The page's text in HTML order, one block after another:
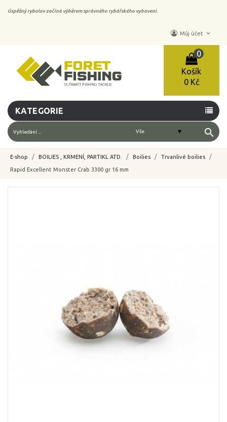
Úspěšný rybolov začíná výběrem správného rybářského vybavení.
Můj účet keyboard_arrow_down
Košík
0
0 Kč
KATEGORIE
search
E-shop BOILIES , KRMENÍ, PARTIKL ATD. Boilies Trvanlivé boilies
Rapid Excellent Monster Crab 3300 gr 16 mm